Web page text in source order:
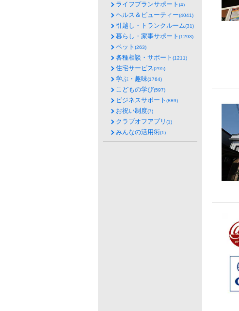
ライフプランサポート (4)
ヘルス＆ビューティー(4041)
引越し・トランクルーム(31)
暮らし・家事サポート (1293)
ペット (263)
各種相談・サポート (1211)
住宅サービス(295)
学ぶ・趣味(1764)
こどもの学び(597)
ビジネスサポート (889)
お祝い制度(7)
クラブオフアプリ (1)
みんなの活用術(1)